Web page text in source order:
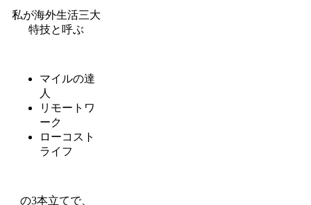
私が海外生活三大
特技と呼ぶ
マイルの達
人
リモートワ
ーク
ローコスト
ライフ
の3本立てで、